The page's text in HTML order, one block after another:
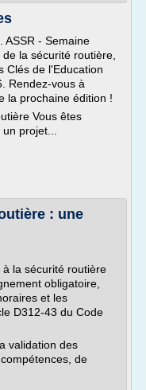
ASSR - Semaine
la sécurité routière,
Clés de l'Education
Rendez-vous à
la prochaine édition !
Vous êtes
projet...
: une
la sécurité routière
obligatoire,
et les
D312-43 du Code
validation des
de